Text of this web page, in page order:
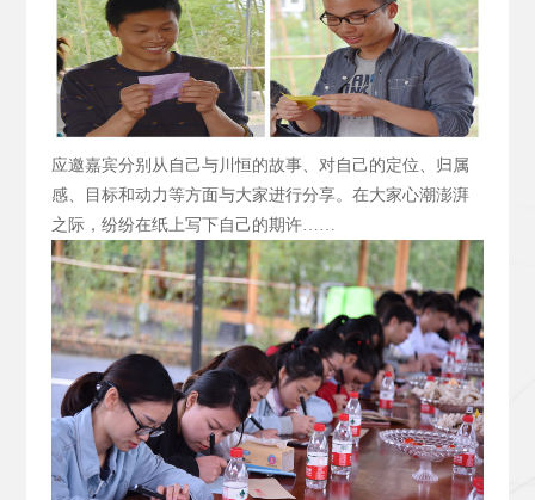
应邀嘉宾分别从自己与川恒的故事、对自己的定位、归属
感、目标和动力等方面与大家进行分享。在大家心潮澎湃
之际，纷纷在纸上写下自己的期许……